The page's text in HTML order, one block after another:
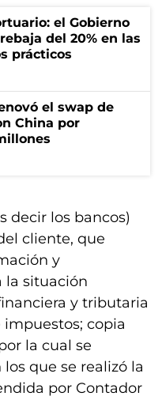
el Gobierno
del 20% en las
prácticos
el swap de
China por
decir los bancos)
cliente, que
y
la situación
y tributaria
impuestos; copia
la cual se
que se realizó la
por Contador